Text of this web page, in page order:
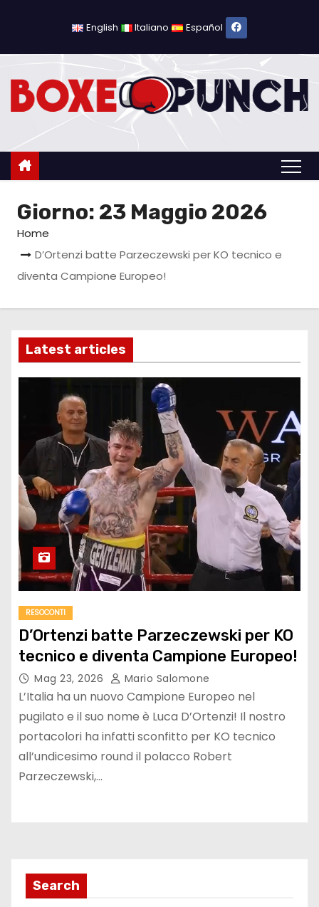
c
o
English Italiano Español
Giorno: 23 Maggio 2026
Home
D’Ortenzi batte Parzeczewski per KO tecnico e
diventa Campione Europeo!
Latest articles
RESOCONTI
D’Ortenzi batte Parzeczewski per KO
tecnico e diventa Campione Europeo!
Mag 23, 2026 Mario Salomone
L’Italia ha un nuovo Campione Europeo nel
pugilato e il suo nome è Luca D’Ortenzi! Il nostro
portacolori ha infatti sconfitto per KO tecnico
all’undicesimo round il polacco Robert
Parzeczewski,…
Search